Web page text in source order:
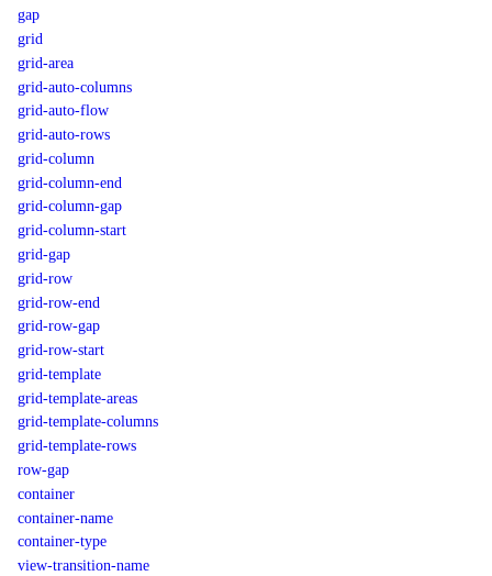
gap
grid
grid-area
grid-auto-columns
grid-auto-flow
grid-auto-rows
grid-column
grid-column-end
grid-column-gap
grid-column-start
grid-gap
grid-row
grid-row-end
grid-row-gap
grid-row-start
grid-template
grid-template-areas
grid-template-columns
grid-template-rows
row-gap
container
container-name
container-type
view-transition-name